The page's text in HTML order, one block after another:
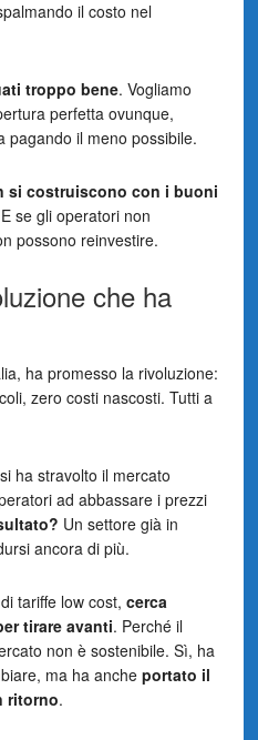
il costo nel
troppo bene. Vogliamo
perfetta ovunque,
il meno possibile.
si costruiscono con i buoni
se gli operatori non
possono reinvestire.
che ha
ha promesso la rivoluzione:
zero costi nascosti. Tutti a
ha stravolto il mercato
ad abbassare i prezzi
Un settore già in
ancora di più.
tariffe low cost, cerca
tirare avanti. Perché il
non è sostenibile. Sì, ha
ma ha anche portato il
ritorno.